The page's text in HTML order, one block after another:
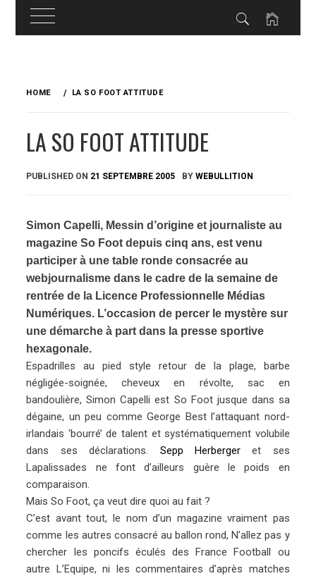
HOME LA SO FOOT ATTITUDE
LA SO FOOT ATTITUDE
PUBLISHED ON 21 SEPTEMBRE 2005 BYWEBULLITION
Simon Capelli, Messin d’origine et journaliste au
magazine So Foot depuis cinq ans, est venu
participer à une table ronde consacrée au
webjournalisme dans le cadre de la semaine de
rentrée de la Licence Professionnelle Médias
Numériques. L’occasion de percer le mystère sur
une démarche à part dans la presse sportive
hexagonale.
Espadrilles au pied style retour de la plage, barbe
négligée-soignée, cheveux en révolte, sac en
bandoulière, Simon Capelli est So Foot jusque dans sa
dégaine, un peu comme George Best l’attaquant nord-
irlandais ‘bourré’ de talent et systématiquement volubile
dans ses déclarations. Sepp Herbergeret ses
Lapalissades ne font d’ailleurs guère le poids en
comparaison.
Mais So Foot, ça veut dire quoi au fait ?
C’est avant tout, le nom d’un magazine vraiment pas
comme les autres consacré au ballon rond, N’allez pas y
chercher les poncifs éculés des France Football ou
autre L’Equipe, ni les commentaires d’après matches